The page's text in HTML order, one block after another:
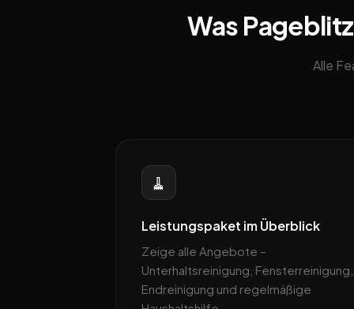
Was
Alle
🧹
Leistungspaket im Überblick
Zeige alle Angebote –
Unterhaltsreinigung, Fensterreinigung,
Endreinigung und regelmäßige